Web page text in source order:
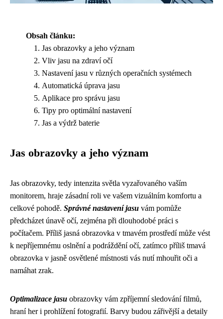
Obsah článku:
Jas obrazovky a jeho význam
Vliv jasu na zdraví očí
Nastavení jasu v různých operačních systémech
Automatická úprava jasu
Aplikace pro správu jasu
Tipy pro optimální nastavení
Jas a výdrž baterie
Jas obrazovky a jeho význam
Jas obrazovky, tedy intenzita světla vyzařovaného vaším
monitorem, hraje zásadní roli ve vašem vizuálním komfortu a
celkové pohodě. Správné nastavení jasu vám pomůže
předcházet únavě očí, zejména při dlouhodobé práci s
počítačem. Příliš jasná obrazovka v tmavém prostředí může vést
k nepříjemnému oslnění a podráždění očí, zatímco příliš tmavá
obrazovka v jasně osvětlené místnosti vás nutí mhouřit oči a
namáhat zrak.
Optimalizace jasu obrazovky vám zpříjemní sledování filmů,
hraní her i prohlížení fotografií. Barvy budou zářivější a detaily